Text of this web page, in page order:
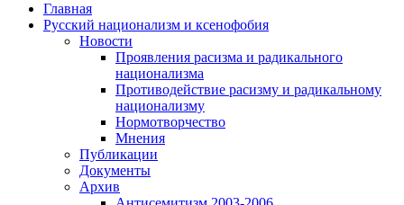
Главная
Русский национализм и ксенофобия
Новости
Проявления расизма и радикального
национализма
Противодействие расизму и радикальному
национализму
Нормотворчество
Мнения
Публикации
Документы
Архив